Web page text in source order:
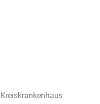
Kreiskrankenhaus